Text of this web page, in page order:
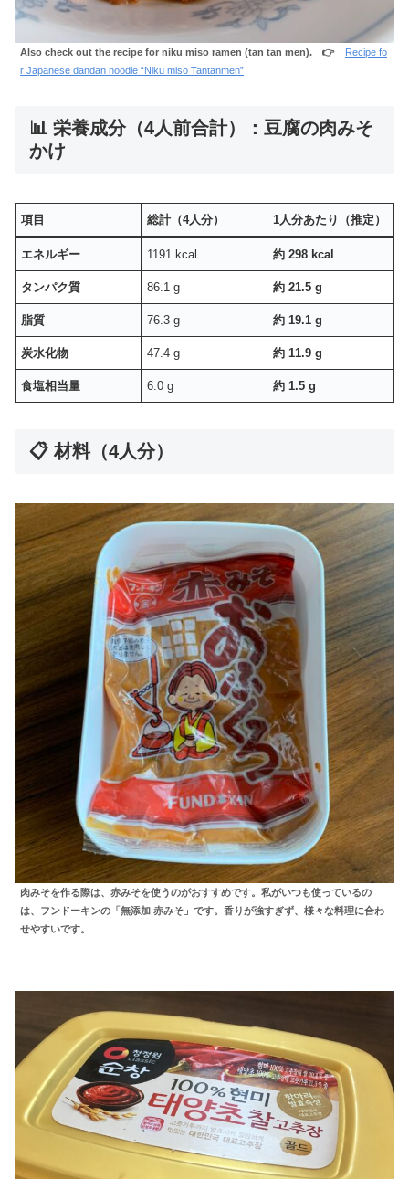
Also check out the recipe for niku miso ramen (tan tan men). 👉 Recipe fo
r Japanese dandan noodle “Niku miso Tantanmen”
📊 栄養成分（4人前合計）：豆腐の肉みそ
かけ
項目 総計（4人分） 1人分あたり（推定）
エネルギー 1191 kcal 約 298 kcal
タンパク質 86.1 g 約 21.5 g
脂質 76.3 g 約 19.1 g
炭水化物 47.4 g 約 11.9 g
食塩相当量 6.0 g 約 1.5 g
📋 材料（4人分）
肉みそを作る際は、赤みそを使うのがおすすめです。私がいつも使っているの
は、フンドーキンの「無添加 赤みそ」です。香りが強すぎず、様々な料理に合わ
せやすいです。